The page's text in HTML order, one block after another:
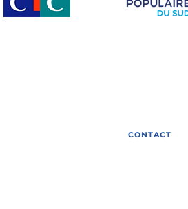
Les ETI face au défi de la
CONTACT